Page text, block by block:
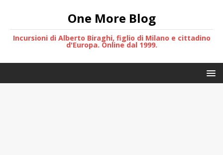
One More Blog
Incursioni di Alberto Biraghi, figlio di Milano e cittadino
d'Europa. Online dal 1999.